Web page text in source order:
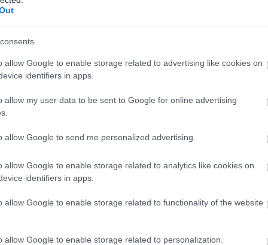
allow Google to enable storage related to advertising like cookies on
identifiers in apps.
allow my user data to be sent to Google for online advertising
allow Google to send me personalized advertising.
allow Google to enable storage related to analytics like cookies on
identifiers in apps.
allow Google to enable storage related to functionality of the website
allow Google to enable storage related to personalization.
Miért törődnek a vállalatok
a hírnevükkel? Nos, azért, mert
rossz hírnév működésképtelenné
a vállalkozást. A jó hírnévvel
vállalkozásoknak általában
Ha fontos Önnek a hírnév,…
A
a
A
A
bárpult